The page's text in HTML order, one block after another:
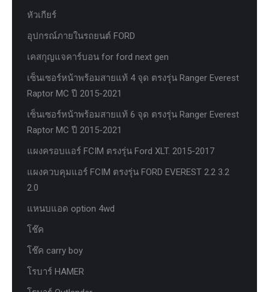
หัวเกียร์
อุปกรณ์ภายในรถยนต์ FORD
เคสกุญแจคาร์บอน for ford next gen
เซ็นเซอร์หน้าพร้อมสายแท้ 4 จุด ตรงรุ่น Ranger Everest
Raptor MC ปี 2015-2021
เซ็นเซอร์หน้าพร้อมสายแท้ 6 จุด ตรงรุ่น Ranger Everest
Raptor MC ปี 2015-2021
แผงครอบแอร์ FCIM ตรงรุ่น Ford XLT. 2015-2017
แผงควบคุมแอร์ FCIM ตรงรุ่น FORD EVEREST 2.2 3.2
2.0
แหนบแอด option 4wd
โช๊ค
โช๊ค carry boy
โรบาร์ HAMER